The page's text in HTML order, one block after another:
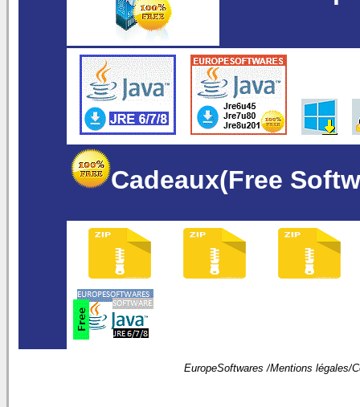
Cadeaux(Free
EuropeSoftwares /Mentions légales/